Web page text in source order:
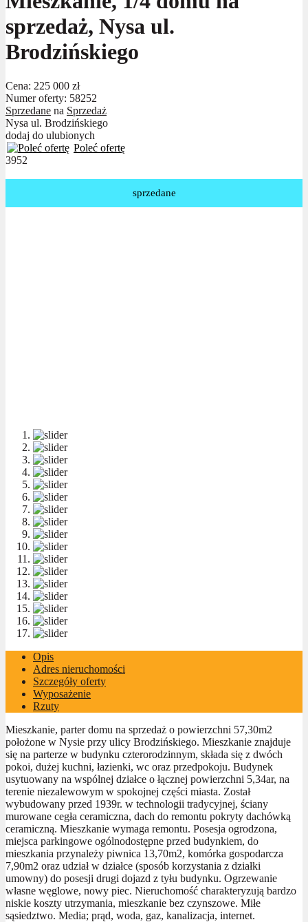
sprzedaż, Nysa ul.
Brodzińskiego
Cena: 225 000 zł
Numer oferty: 58252
Sprzedane na Sprzedaż
Nysa ul. Brodzińskiego
dodaj do ulubionych
Poleć ofertę
3952
sprzedane
Opis
Adres nieruchomości
Szczegóły oferty
Wyposażenie
Rzuty
Mieszkanie, parter domu na sprzedaż o powierzchni 57,30m2
położone w Nysie przy ulicy Brodzińskiego. Mieszkanie znajduje
się na parterze w budynku czterorodzinnym, składa się z dwóch
pokoi, dużej kuchni, łazienki, wc oraz przedpokoju. Budynek
usytuowany na wspólnej działce o łącznej powierzchni 5,34ar, na
terenie niezalewowym w spokojnej części miasta. Został
wybudowany przed 1939r. w technologii tradycyjnej, ściany
murowane cegła ceramiczna, dach do remontu pokryty dachówką
ceramiczną. Mieszkanie wymaga remontu. Posesja ogrodzona,
miejsca parkingowe ogólnodostępne przed budynkiem, do
mieszkania przynależy piwnica 13,70m2, komórka gospodarcza
7,90m2 oraz udział w działce (sposób korzystania z działki
umowny) do posesji drugi dojazd z tyłu budynku. Ogrzewanie
własne węglowe, nowy piec. Nieruchomość charakteryzują bardzo
niskie koszty utrzymania, mieszkanie bez czynszowe. Miłe
sąsiedztwo. Media; prąd, woda, gaz, kanalizacja, internet.